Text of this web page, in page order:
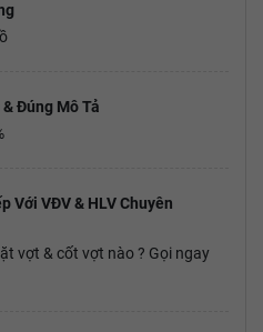
Đúng Mô Tả
Với VĐV & HLV Chuyên
vợt & cốt vợt nào ? Gọi ngay